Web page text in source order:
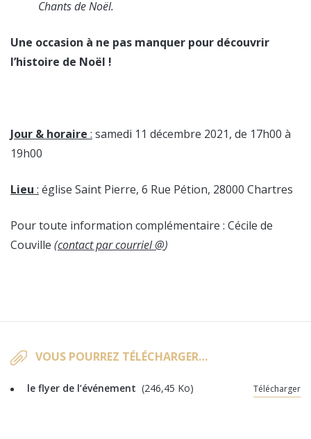
Chants de Noël.
Une occasion à ne pas manquer pour découvrir
l’histoire de Noël !
Jour & horaire : samedi 11 décembre 2021, de 17h00 à
19h00
Lieu : église Saint Pierre, 6 Rue Pétion, 28000 Chartres
Pour toute information complémentaire : Cécile de
Couville (contact par courriel @)
VOUS POURREZ TÉLÉCHARGER…
le flyer de l’événement (246,45 Ko) Télécharger